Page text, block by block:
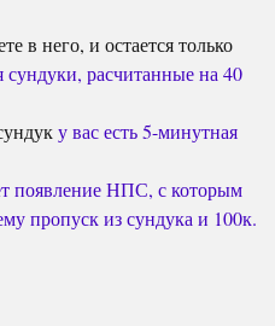
в него, и остается только
сундуки, расчитанные на 40
у вас есть 5-минутная
появление НПС, с которым
пропуск из сундука и 100к.